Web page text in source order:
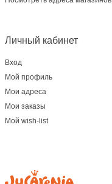
Личный кабинет
Вход
Мой профиль
Мои адреса
Мои заказы
Мой wish-list